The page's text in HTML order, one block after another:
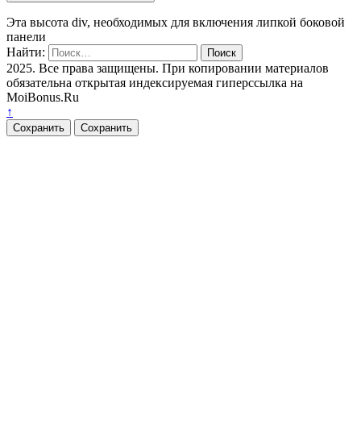
Эта высота div, необходимых для включения липкой боковой
панели
Найти:
2025. Все права защищены. При копировании материалов
обязательна открытая индексируемая гиперссылка на
MoiBonus.Ru
↑